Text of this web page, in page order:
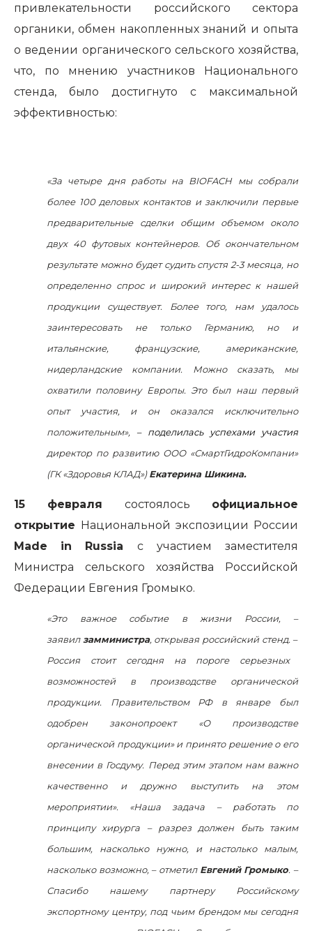
привлекательности российского сектора
органики, обмен накопленных знаний и опыта
о ведении органического сельского хозяйства,
что, по мнению участников Национального
стенда, было достигнуто с максимальной
эффективностью:
«За четыре дня работы на BIOFACHмы собрали
более 100 деловых контактов и заключили первые
предварительные сделки общим объемом около
двух 40 футовых контейнеров. Об окончательном
результате можно будет судить спустя 2-3 месяца, но
определенно спрос и широкий интерес к нашей
продукции существует. Более того, нам удалось
заинтересовать не только Германию, но и
итальянские, французские, американские,
нидерландские компании. Можно сказать, мы
охватили половину Европы. Это был наш первый
опыт участия, и он оказался исключительно
положительным», – поделилась успехами участия
директор по развитию ООО «СмартГидроКомпани»
(ГК «Здоровья КЛАД»)Екатерина Шикина.
15 февраля состоялось официальное
открытие Национальной экспозиции России
Made
in Russia с участием заместителя
Министра сельского хозяйства Российской
Федерации Евгения Громыко.
«Это важное событие в жизни России, –
заявилзамминистра, открывая российский стенд. –
Россия стоит сегодня на пороге серьезных
возможностей в производстве органической
продукции. Правительством РФ в январе был
одобрен законопроект «О производстве
органической продукции» и принято решение о его
внесении в Госдуму. Перед этим этапом нам важно
качественно и дружно выступить на этом
мероприятии». «Наша задача – работать по
принципу хирурга – разрез должен быть таким
большим, насколько нужно, и настолько малым,
насколько возможно, –отметил Евгений Громыко. –
Спасибо нашему партнеру Российскому
экспортному центру, под чьим брендом мы сегодня